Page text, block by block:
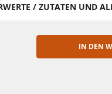
/ ZUTATEN UND
IN DEN